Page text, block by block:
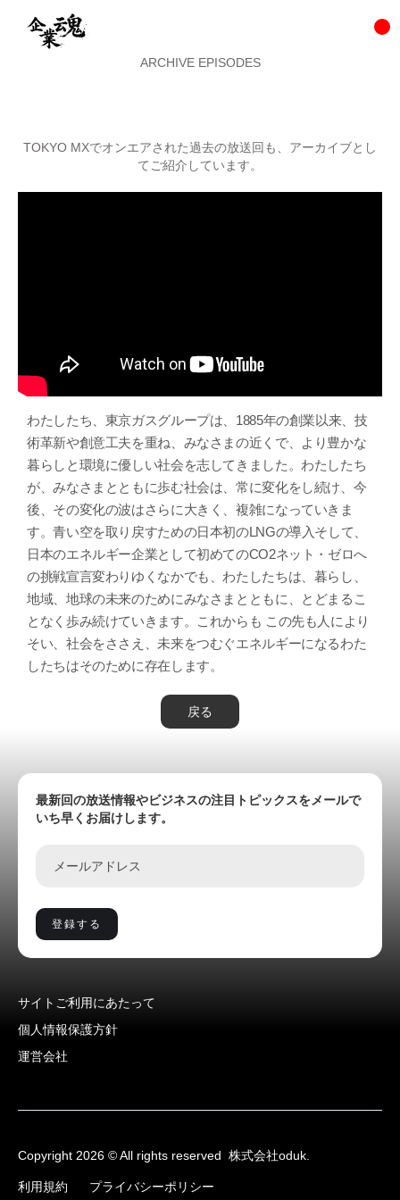
ARCHIVE EPISODES
TOKYO MXでオンエアされた過去の放送回も、アーカイブとし
てご紹介しています。
わたしたち、東京ガスグループは、1885年の創業以来、​ 技
術革新や創意工夫を重ね、みなさまの近くで、​ より豊かな
暮らしと環境に優しい社会を志してきました。​ わたしたち
が、みなさまとともに歩む社会は、常に変化をし続け、​ 今
後、その変化の波はさらに大きく、複雑になっていきま
す。​ ​ 青い空を取り戻すための日本初のLNGの導入​ そして、
日本のエネルギー企業として初めてのCO2ネット・ゼロへ
の挑戦宣言​ ​ 変わりゆくなかでも、わたしたちは、暮らし、
地域、地球の未来のために​ みなさまとともに、とどまるこ
となく歩み続けていきます。​ ​ これからも この先も​ 人により
そい、社会をささえ、未来をつむぐエネルギーになる​ わた
したちはそのために存在します。
戻る
最新回の放送情報やビジネスの注目トピックスをメールで
いち早くお届けします。
サイトご利用にあたって
個人情報保護方針
運営会社
Copyright 2026 © All rights reserved 株式会社oduk.
利用規約 プライバシーポリシー